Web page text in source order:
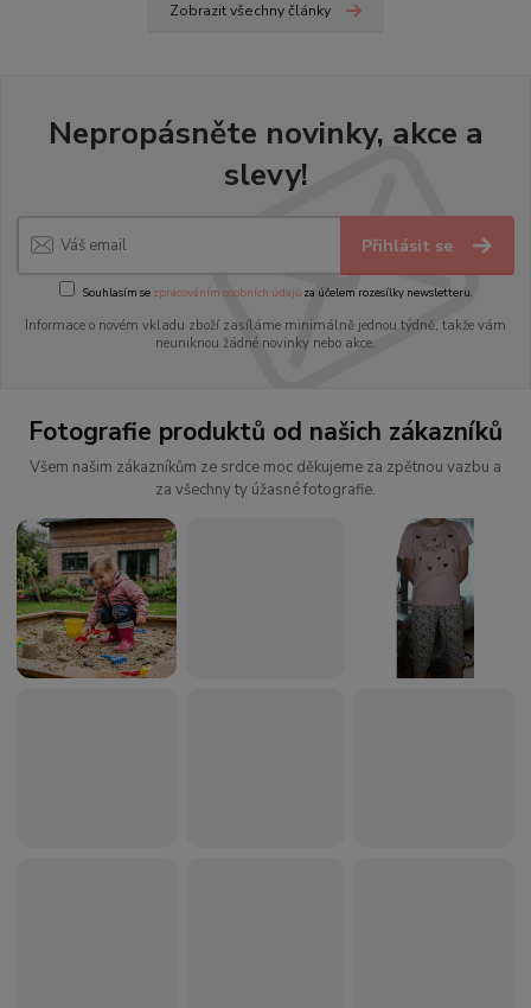
Zobrazit všechny články
Nepropásněte novinky, akce a
slevy!
Přihlásit se
Souhlasím se zpracováním osobních údajůza účelem rozesílky newsletteru.
Informace o novém vkladu zboží zasíláme minimálně jednou týdně, takže vám
neuniknou žádné novinky nebo akce.
Fotografie produktů od našich zákazníků
Všem našim zákazníkům ze srdce moc děkujeme za zpětnou vazbu a
za všechny ty úžasné fotografie.